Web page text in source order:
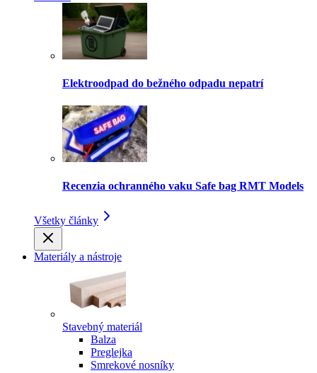
Elektroodpad do bežného odpadu nepatrí
Recenzia ochranného vaku Safe bag RMT Models
Všetky články
Materiály a nástroje
Stavebný materiál
Balza
Preglejka
Smrekové nosníky